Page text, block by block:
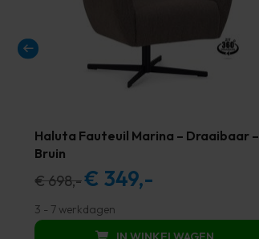
Haluta Fauteuil Marina – Draaibaar –
Bruin
€698,-Oorspronkelijke
was:
€ 349,-
is:
3 - 7 werkdagen